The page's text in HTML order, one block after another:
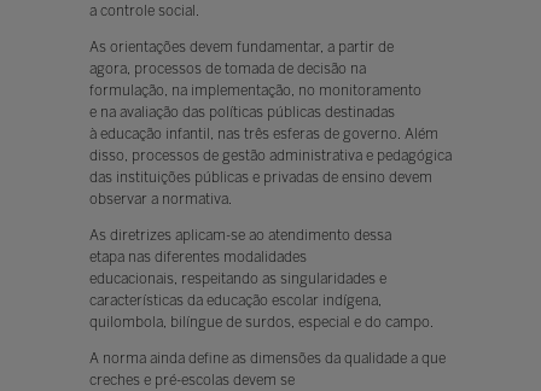
a controle social.
As orientações devem fundamentar, a partir de
agora, processos de tomada de decisão na
formulação, na implementação, no monitoramento
e na avaliação das políticas públicas destinadas
à educação infantil, nas três esferas de governo. Além
disso, processos de gestão administrativa e pedagógica
das instituições públicas e privadas de ensino devem
observar a normativa.
As diretrizes aplicam-se ao atendimento dessa
etapa nas diferentes modalidades
educacionais, respeitando as singularidades e
características da educação escolar indígena,
quilombola, bilíngue de surdos, especial e do campo.
A norma ainda define as dimensões da qualidade a que
creches e pré-escolas devem se